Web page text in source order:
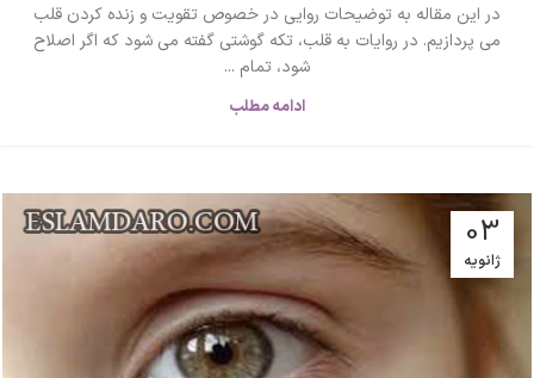
در این مقاله به توضیحات روایی در خصوص تقویت و زنده کردن قلب
می پردازیم. در روایات به قلب، تکه گوشتی گفته می شود که اگر اصلاح
شود، تمام ...
ادامه مطلب
03
ژانویه